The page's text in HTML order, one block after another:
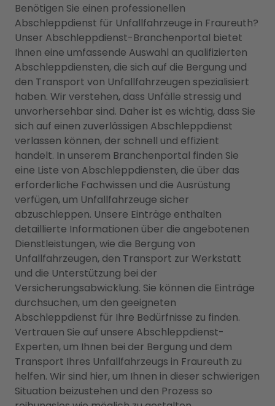
Benötigen Sie einen professionellen
Abschleppdienst für Unfallfahrzeuge in Fraureuth?
Unser Abschleppdienst-Branchenportal bietet
Ihnen eine umfassende Auswahl an qualifizierten
Abschleppdiensten, die sich auf die Bergung und
den Transport von Unfallfahrzeugen spezialisiert
haben. Wir verstehen, dass Unfälle stressig und
unvorhersehbar sind. Daher ist es wichtig, dass Sie
sich auf einen zuverlässigen Abschleppdienst
verlassen können, der schnell und effizient
handelt. In unserem Branchenportal finden Sie
eine Liste von Abschleppdiensten, die über das
erforderliche Fachwissen und die Ausrüstung
verfügen, um Unfallfahrzeuge sicher
abzuschleppen. Unsere Einträge enthalten
detaillierte Informationen über die angebotenen
Dienstleistungen, wie die Bergung von
Unfallfahrzeugen, den Transport zur Werkstatt
und die Unterstützung bei der
Versicherungsabwicklung. Sie können die Einträge
durchsuchen, um den geeigneten
Abschleppdienst für Ihre Bedürfnisse zu finden.
Vertrauen Sie auf unsere Abschleppdienst-
Experten, um Ihnen bei der Bergung und dem
Transport Ihres Unfallfahrzeugs in Fraureuth zu
helfen. Wir sind hier, um Ihnen in dieser schwierigen
Situation beizustehen und den Prozess so